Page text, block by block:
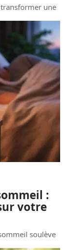
une
:
votre
soulève